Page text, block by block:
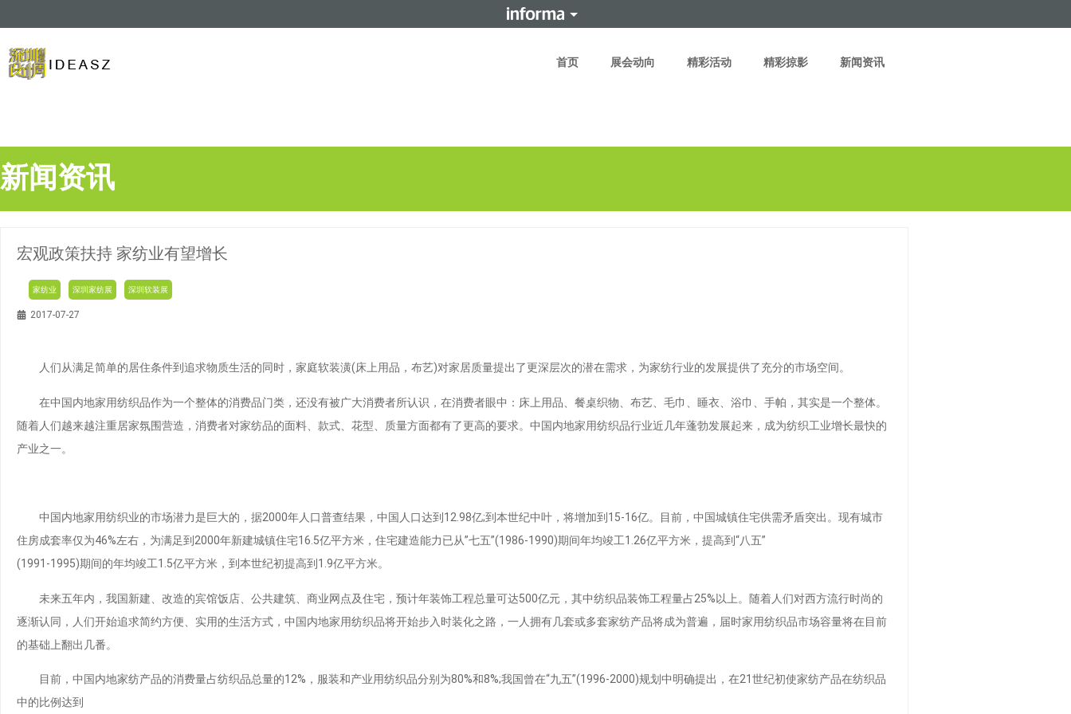
首页 展会动向 精彩活动 精彩掠影 新闻资讯
新闻资讯
宏观政策扶持 家纺业有望增长
家纺业 深圳家纺展 深圳软装展
2017-07-27
人们从满足简单的居住条件到追求物质生活的同时，家庭软装潢(床上用品，布艺)对家居质量提出了更深层次的潜在需求，为家纺行业的发展提供了充分的市场空间。
在中国内地家用纺织品作为一个整体的消费品门类，还没有被广大消费者所认识，在消费者眼中：床上用品、餐桌织物、布艺、毛巾、睡衣、浴巾、手帕，其实是一个整体。
随着人们越来越注重居家氛围营造，消费者对家纺品的面料、款式、花型、质量方面都有了更高的要求。中国内地家用纺织品行业近几年蓬勃发展起来，成为纺织工业增长最快的
产业之一。
中国内地家用纺织业的市场潜力是巨大的，据2000年人口普查结果，中国人口达到12.98亿;到本世纪中叶，将增加到15-16亿。目前，中国城镇住宅供需矛盾突出。现有城市
住房成套率仅为46%左右，为满足到2000年新建城镇住宅16.5亿平方米，住宅建造能力已从”七五”(1986-1990)期间年均竣工1.26亿平方米，提高到“八五”
(1991-1995)期间的年均竣工1.5亿平方米，到本世纪初提高到1.9亿平方米。
未来五年内，我国新建、改造的宾馆饭店、公共建筑、商业网点及住宅，预计年装饰工程总量可达500亿元，其中纺织品装饰工程量占25%以上。随着人们对西方流行时尚的
逐渐认同，人们开始追求简约方便、实用的生活方式，中国内地家用纺织品将开始步入时装化之路，一人拥有几套或多套家纺产品将成为普遍，届时家用纺织品市场容量将在目前
的基础上翻出几番。
目前，中国内地家纺产品的消费量占纺织品总量的12%，服装和产业用纺织品分别为80%和8%;我国曾在“九五”(1996-2000)规划中明确提出，在21世纪初使家纺产品在纺织品
中的比例达到